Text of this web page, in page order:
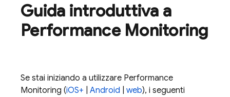
Guida introduttiva a
Performance Monitoring
Se stai iniziando a utilizzare Performance
Monitoring (iOS+ Android web), i seguenti